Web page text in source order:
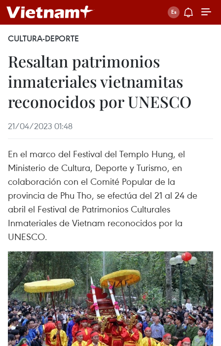
CULTURA-DEPORTE
Resaltan patrimonios
inmateriales vietnamitas
reconocidos por UNESCO
21/04/2023 01:48
En el marco del Festival del Templo Hung, el
Ministerio de Cultura, Deporte y Turismo, en
colaboración con el Comité Popular de la
provincia de Phu Tho, se efectúa del 21 al 24 de
abril el Festival de Patrimonios Culturales
Inmateriales de Vietnam reconocidos por la
UNESCO.